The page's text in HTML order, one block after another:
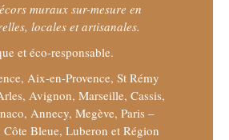
muraux sur-mesure en
locales et artisanales.
et éco-responsable.
Aix-en-Provence, St Rémy
Avignon, Marseille, Cassis,
Annecy, Megève, Paris –
Côte Bleue, Luberon et Région